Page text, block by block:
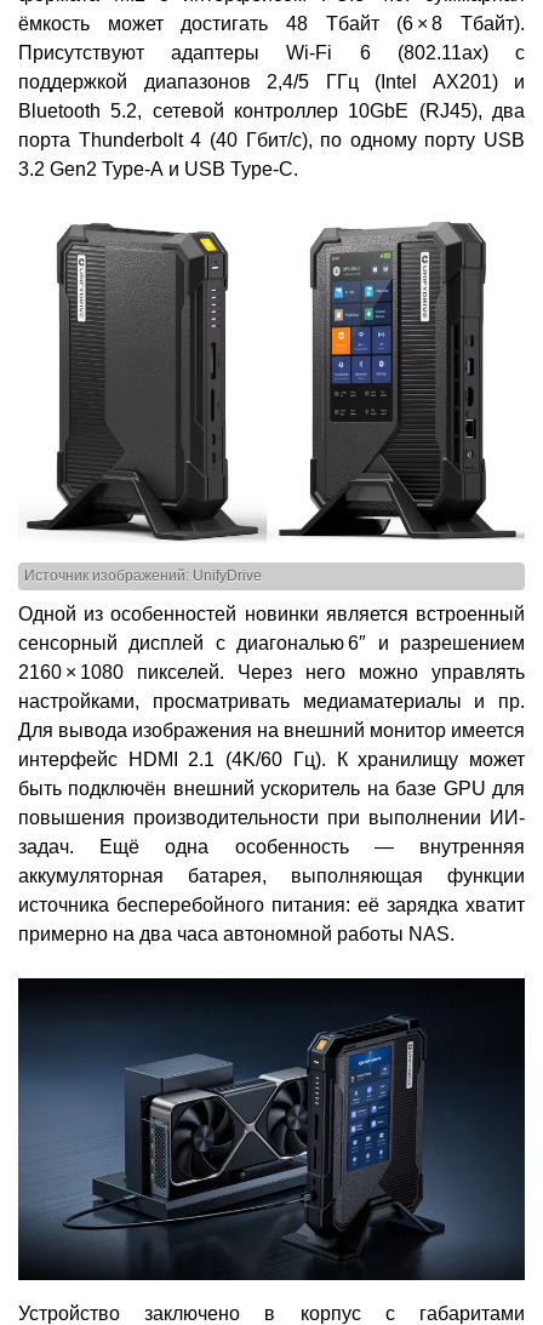
ёмкость может достигать 48 Тбайт (6 × 8 Тбайт).
Присутствуют адаптеры Wi-Fi 6 (802.11ax) с
поддержкой диапазонов 2,4/5 ГГц (Intel AX201) и
Bluetooth 5.2, сетевой контроллер 10GbE (RJ45), два
порта Thunderbolt 4 (40 Гбит/с), по одному порту USB
3.2 Gen2 Type-А и USB Type-C.
Источник изображений: UnifyDrive
Одной из особенностей новинки является встроенный
сенсорный дисплей с диагональю 6″ и разрешением
2160 × 1080 пикселей. Через него можно управлять
настройками, просматривать медиаматериалы и пр.
Для вывода изображения на внешний монитор имеется
интерфейс HDMI 2.1 (4K/60 Гц). К хранилищу может
быть подключён внешний ускоритель на базе GPU для
повышения производительности при выполнении ИИ-
задач. Ещё одна особенность — внутренняя
аккумуляторная батарея, выполняющая функции
источника бесперебойного питания: её зарядка хватит
примерно на два часа автономной работы NAS.
Устройство заключено в корпус с габаритами